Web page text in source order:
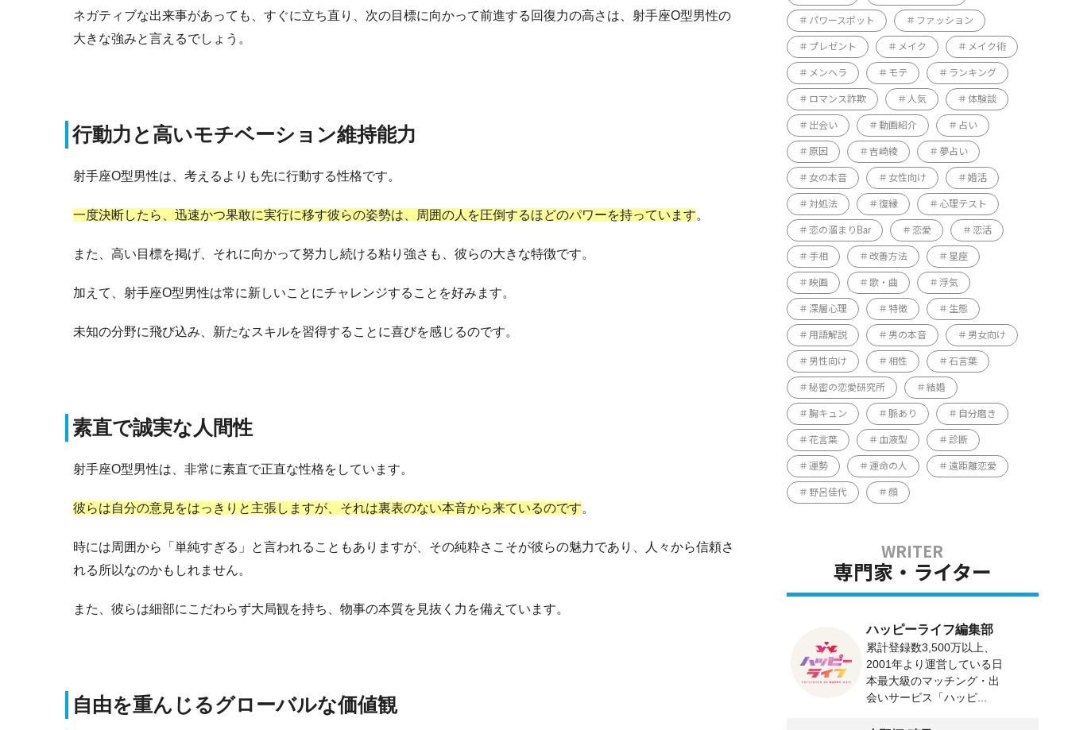
ネガティブな出来事があっても、すぐに立ち直り、次の目標に向かって前進する回復力の高さは、射手座O型男性の
大きな強みと言えるでしょう。
行動力と高いモチベーション維持能力
射手座O型男性は、考えるよりも先に行動する性格です。
一度決断したら、迅速かつ果敢に実行に移す彼らの姿勢は、周囲の人を圧倒するほどのパワーを持っています。
また、高い目標を掲げ、それに向かって努力し続ける粘り強さも、彼らの大きな特徴です。
加えて、射手座O型男性は常に新しいことにチャレンジすることを好みます。
未知の分野に飛び込み、新たなスキルを習得することに喜びを感じるのです。
素直で誠実な人間性
射手座O型男性は、非常に素直で正直な性格をしています。
彼らは自分の意見をはっきりと主張しますが、それは裏表のない本音から来ているのです。
時には周囲から「単純すぎる」と言われることもありますが、その純粋さこそが彼らの魅力であり、人々から信頼さ
れる所以なのかもしれません。
また、彼らは細部にこだわらず大局観を持ち、物事の本質を見抜く力を備えています。
自由を重んじるグローバルな価値観
パワースポット ファッション
プレゼント メイク メイク術
メンヘラ モテ ランキング
ロマンス詐欺 人気 体験談
出会い 動画紹介 占い
原因 吉崎綾 夢占い
女の本音 女性向け 婚活
対処法 復縁 心理テスト
恋の溜まりBar 恋愛 恋活
手相 改善方法 星座
映画 歌・曲 浮気
深層心理 特徴 生態
用語解説 男の本音 男女向け
男性向け 相性 石言葉
秘密の恋愛研究所 結婚
胸キュン 脈あり 自分磨き
花言葉 血液型 診断
運勢 運命の人 遠距離恋愛
野呂佳代 顔
専門家・ライター
ハッピーライフ編集部
累計登録数3,500万以上、
2001年より運営している日
本最大級のマッチング・出
会いサービス「ハッピ...